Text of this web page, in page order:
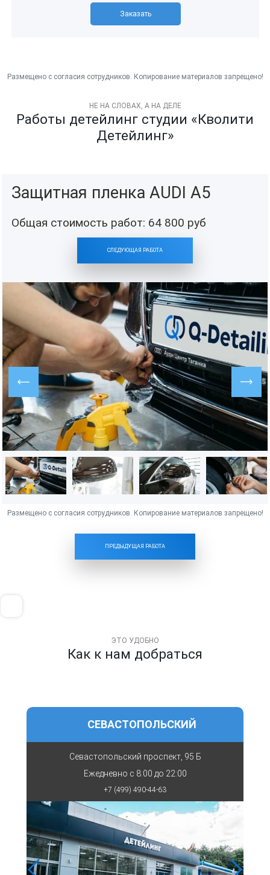
Заказать
НЕ НА СЛОВАХ, А НА ДЕЛЕ
Работы детейлинг студии «Кволити
Детейлинг»
Защитная пленка AUDI A5
Общая стоимость работ: 64 800 руб
СЛЕДУЮЩАЯ РАБОТА
ПРЕДЫДУЩАЯ РАБОТА
ЭТО УДОБНО
Как к нам добраться
СЕВАСТОПОЛЬСКИЙ
Севастопольский проспект, 95 Б
Ежедневно с 8:00 до 22:00
+7 (499) 490-44-63